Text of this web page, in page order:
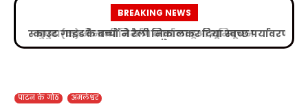
BREAKING NEWS
स्काउट गाइड के बच्चों ने रैली निकालकर दिया स्वच्छ पर्यावरण
का संदेश
पाटन के गोठ अमलेश्वर